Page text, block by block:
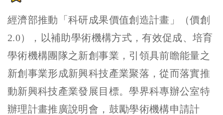
經濟部推動「科研成果價值創造計畫」（價創
2.0），以補助學術機構方式，有效促成、培育
學術機構團隊之新創事業，引領具前瞻能量之
新創事業形成新興科技產業聚落，從而落實推
動新興科技產業發展目標。學界科專辦公室特
辦理計畫推廣說明會，鼓勵學術機構申請計